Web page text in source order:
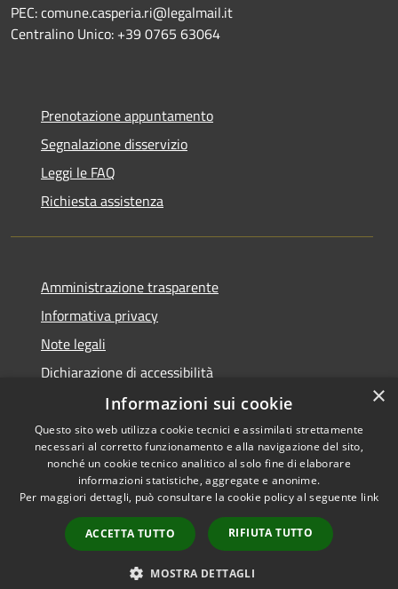
PEC: comune.casperia.ri@legalmail.it
Centralino Unico: +39 0765 63064
Prenotazione appuntamento
Segnalazione disservizio
Leggi le FAQ
Richiesta assistenza
Amministrazione trasparente
Informativa privacy
Note legali
Dichiarazione di accessibilità
Accessibilità
Privacy
Mappa del sito
Copyright © 2026 • Comune di
Casperia • Powered by
Municipium•Accesso
redazione
×
Informazioni sui cookie
Questo sito web utilizza cookie tecnici e assimilati strettamente
necessari al corretto funzionamento e alla navigazione del sito,
nonché un cookie tecnico analitico al solo fine di elaborare
informazioni statistiche, aggregate e anonime.
Per maggiori dettagli, può consultare la cookie policy al seguente link
ACCETTA TUTTO RIFIUTA TUTTO
MOSTRA DETTAGLI